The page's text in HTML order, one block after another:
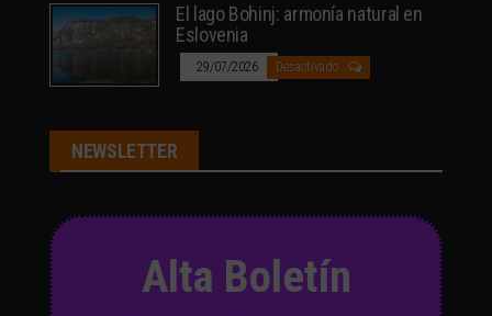
El lago Bohinj: armonía natural en
Eslovenia
29/07/2026 Desactivado
NEWSLETTER
Alta Boletín